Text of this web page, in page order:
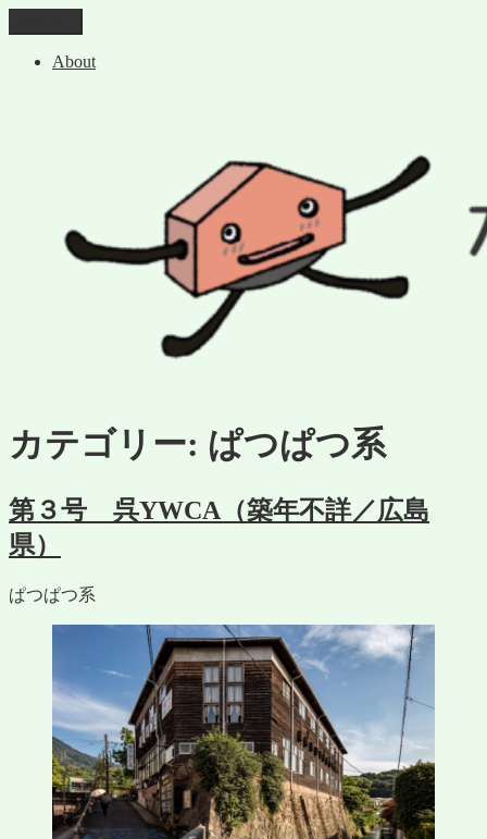
ン
なかなか遺産ブログ
About
カテゴリー: ぱつぱつ系
第３号 呉YWCA（築年不詳／広島
県）
ぱつぱつ系